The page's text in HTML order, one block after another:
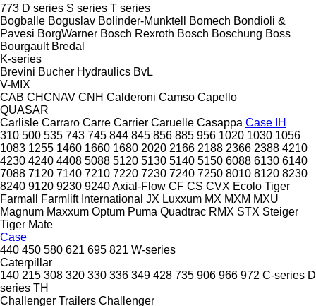
773 D series S series T series
Bogballe Boguslav Bolinder-Munktell Bomech Bondioli &
Pavesi BorgWarner Bosch Rexroth Bosch Boschung Boss
Bourgault Bredal
K-series
Brevini Bucher Hydraulics BvL
V-MIX
CAB CHCNAV CNH Calderoni Camso Capello
QUASAR
Carlisle Carraro Carre Carrier Caruelle Casappa Case IH
310 500 535 743 745 844 845 856 885 956 1020 1030 1056
1083 1255 1460 1660 1680 2020 2166 2188 2366 2388 4210
4230 4240 4408 5088 5120 5130 5140 5150 6088 6130 6140
7088 7120 7140 7210 7220 7230 7240 7250 8010 8120 8230
8240 9120 9230 9240Axial-Flow CF CS CVX Ecolo Tiger
Farmall
Farmlift International JX Luxxum MX MXM MXU
Magnum Maxxum Optum Puma Quadtrac RMX STX Steiger
Tiger Mate
Case
440 450 580 621 695 821 W-series
Caterpillar
140 215 308 320 330 336 349 428 735 906 966 972 C-series D
series TH
Challenger Trailers Challenger